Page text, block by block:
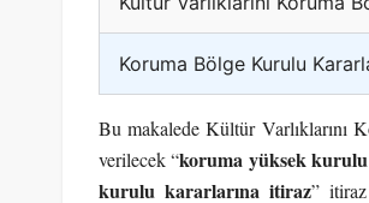
Koruma Bölge Kurulu
Bu makalede Kültür Varlıklarını
verilecek “koruma yüksek
kurulu kararlarına itiraz”